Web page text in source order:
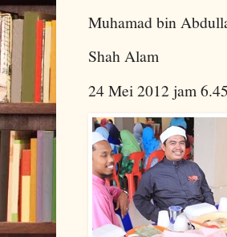
Muhamad bin
Shah Alam
24 Mei 2012 jam